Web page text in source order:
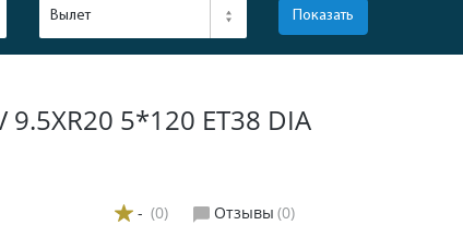
ОТКРЫТЬ
Вылет Показать
5*120 ET38 DIA
- (0) Отзывы (0)